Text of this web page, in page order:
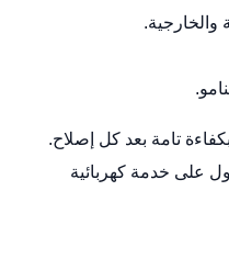
والخارجية.
تامة بعد كل إصلاح.
على خدمة كهربائية